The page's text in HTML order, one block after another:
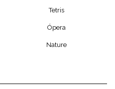
Tetris
Ópera
Nature